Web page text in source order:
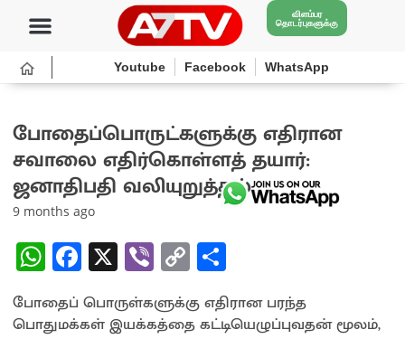
விளம்பர
தொடர்புகளுக்கு
Youtube Facebook WhatsApp
போதைப்பொருட்களுக்கு எதிரான
சவாலை எதிர்கொள்ளத் தயார்:
ஜனாதிபதி வலியுறுத்தல்
9 months ago
W
h
at
Fa
ce
b
X Vi
b
er
C
o
py
h
ar
போதைப் பொருள்களுக்கு எதிரான பரந்த
பொதுமக்கள் இயக்கத்தை கட்டியெழுப்புவதன் மூலம்,